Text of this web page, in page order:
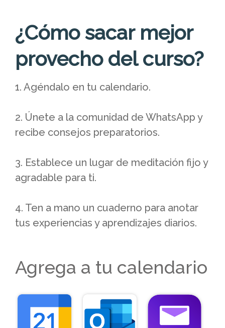
¿Cómo sacar mejor
provecho del curso?
1. Agéndalo en tu calendario.
2. Únete a la comunidad de WhatsApp y
recibe consejos preparatorios.
3. Establece un lugar de meditación fijo y
agradable para ti.
4. Ten a mano un cuaderno para anotar
tus experiencias y aprendizajes diarios.
Agrega a tu calendario